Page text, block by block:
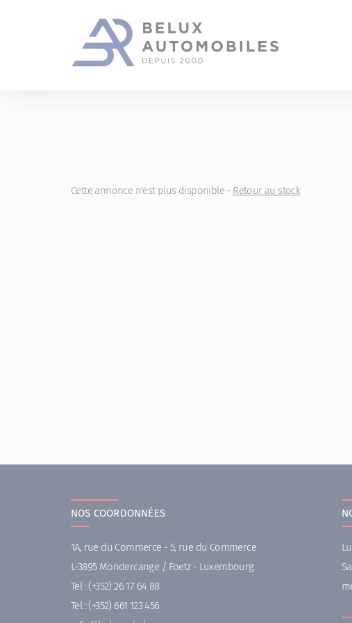
Cette annonce n'est plus disponible - Retour au stock
NOS COORDONNÉES
1A, rue du Commerce - 5, rue du Commerce
L-3895 Mondercange / Foetz - Luxembourg
Tel : (+352) 26 17 64 88
Tel : (+352) 661 123 456